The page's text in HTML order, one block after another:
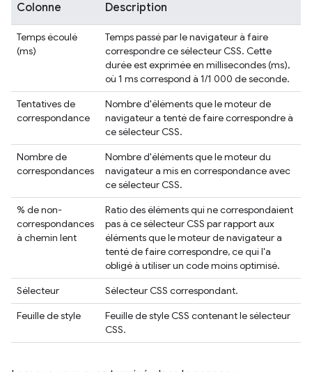
Colonne Description
Temps écoulé
(ms)
Temps passé par le navigateur à faire
correspondre ce sélecteur CSS. Cette
durée est exprimée en millisecondes (ms),
où 1 ms correspond à 1/1 000 de seconde.
Tentatives de
correspondance
Nombre d'éléments que le moteur de
navigateur a tenté de faire correspondre à
ce sélecteur CSS.
Nombre de
correspondances
Nombre d'éléments que le moteur du
navigateur a mis en correspondance avec
ce sélecteur CSS.
% de non-
correspondances
à chemin lent
Ratio des éléments qui ne correspondaient
pas à ce sélecteur CSS par rapport aux
éléments que le moteur de navigateur a
tenté de faire correspondre, ce qui l'a
obligé à utiliser un code moins optimisé.
Sélecteur
Sélecteur CSS correspondant.
Feuille de style
Feuille de style CSS contenant le sélecteur
CSS.